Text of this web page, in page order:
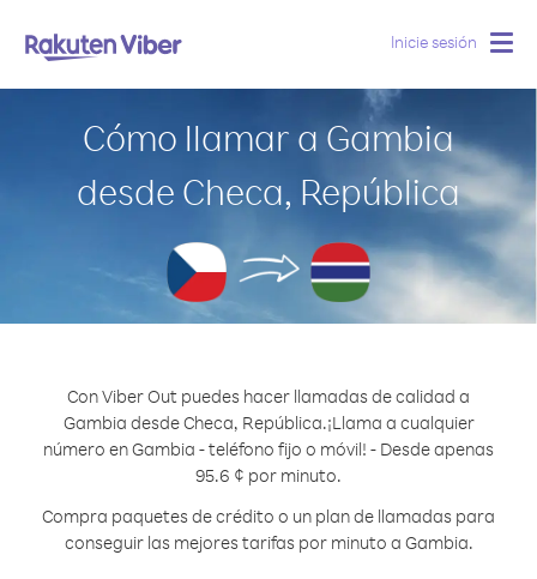
Inicie sesión
Cómo llamar a Gambia
desde Checa, República
Con Viber Out puedes hacer llamadas de calidad a
Gambia desde Checa, República.¡Llama a cualquier
número en Gambia - teléfono fijo o móvil! - Desde apenas
95.6 ¢ por minuto.
Compra paquetes de crédito o un plan de llamadas para
conseguir las mejores tarifas por minuto a Gambia.